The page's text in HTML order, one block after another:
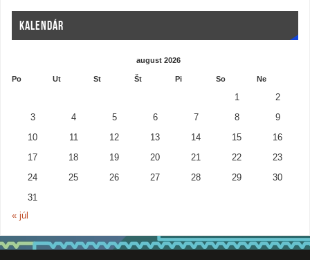
KALENDÁR
august 2026
Po Ut St Št Pi So Ne
1 2
3 4 5 6 7 8 9
10 11 12 13 14 15 16
17 18 19 20 21 22 23
24 25 26 27 28 29 30
31
« júl